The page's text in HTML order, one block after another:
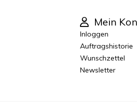
Mein
Inloggen
Auftragshistorie
Wunschzettel
Newsletter